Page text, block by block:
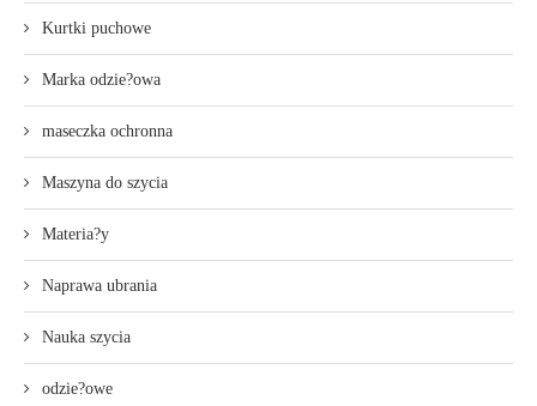
Kurtki puchowe
Marka odzie?owa
maseczka ochronna
Maszyna do szycia
Materia?y
Naprawa ubrania
Nauka szycia
odzie?owe